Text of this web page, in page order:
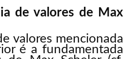
de valores de Max
valores mencionada
é a fundamentada